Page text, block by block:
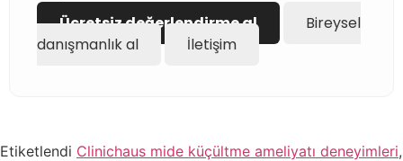
Ücretsiz değerlendirme al
Bireysel
danışmanlık al
İletişim
Etiketlendi Clinichaus mide küçültme ameliyatı deneyimleri,